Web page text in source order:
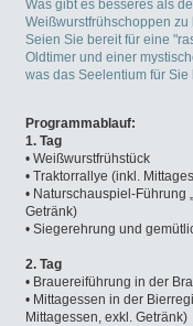
Was gibt es besseres als
Weißwurstfrühschoppen zu
Seien Sie bereit für eine
Oldtimer und einer
was das Seelentium für Sie
Programmablauf:
1. Tag
• Weißwurstfrühstück
• Traktorrallye (inkl.
• Naturschauspiel-Führung
Getränk)
• Siegerehrung und
2. Tag
• Brauereiführung in der
• Mittagessen in der
Mittagessen, exkl. Getränk)